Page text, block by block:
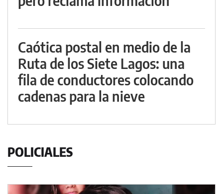
Caótica postal en medio de la
Ruta de los Siete Lagos: una
fila de conductores colocando
cadenas para la nieve
POLICIALES